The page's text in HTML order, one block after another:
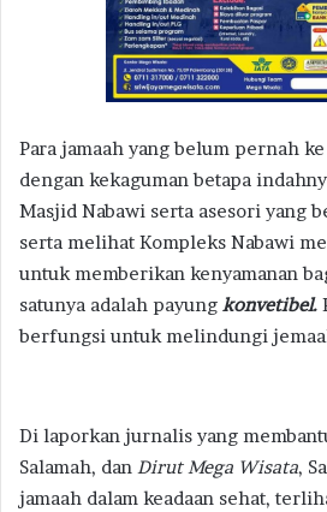
Para jamaah yang belum pernah
dengan kekaguman betapa
Masjid Nabawi serta asesori yang
serta melihat Kompleks Nabawi
untuk memberikan kenyamanan
satunya adalah payung konvetibel.
berfungsi untuk melindungi
Di laporkan jurnalis yang
Salamah, dan Dirut Mega Wisata,
jamaah dalam keadaan sehat,